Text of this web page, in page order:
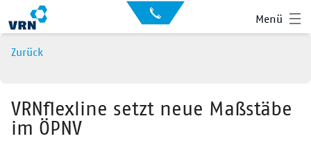
Menü
Auskunft
für
Kontakt
Gebärdensprache
Suche
Zurück
VRNflexline setzt neue Maßstäbe
im ÖPNV